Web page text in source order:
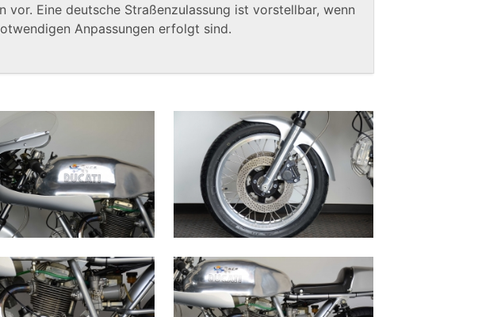
vor. Eine deutsche Straßenzulassung ist vorstellbar, wenn
Anpassungen erfolgt sind.